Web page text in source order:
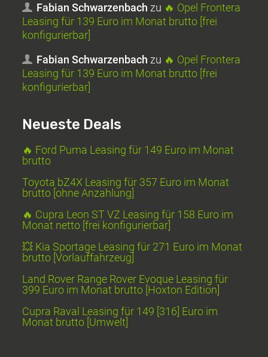
Fabian Schwarzenbach zu 🔥 Opel Frontera
Leasing für 139 Euro im Monat brutto [frei
konfigurierbar]
Fabian Schwarzenbach zu 🔥 Opel Frontera
Leasing für 139 Euro im Monat brutto [frei
konfigurierbar]
Neueste Deals
🔥 Ford Puma Leasing für 149 Euro im Monat
brutto
Toyota bZ4X Leasing für 357 Euro im Monat
brutto [ohne Anzahlung]
🔥 Cupra Leon ST VZ Leasing für 158 Euro im
Monat netto [frei konfigurierbar]
💥 Kia Sportage Leasing für 271 Euro im Monat
brutto [Vorlauffahrzeug]
Land Rover Range Rover Evoque Leasing für
399 Euro im Monat brutto [Hoxton Edition]
Cupra Raval Leasing für 149 [316] Euro im
Monat brutto [Umwelt]